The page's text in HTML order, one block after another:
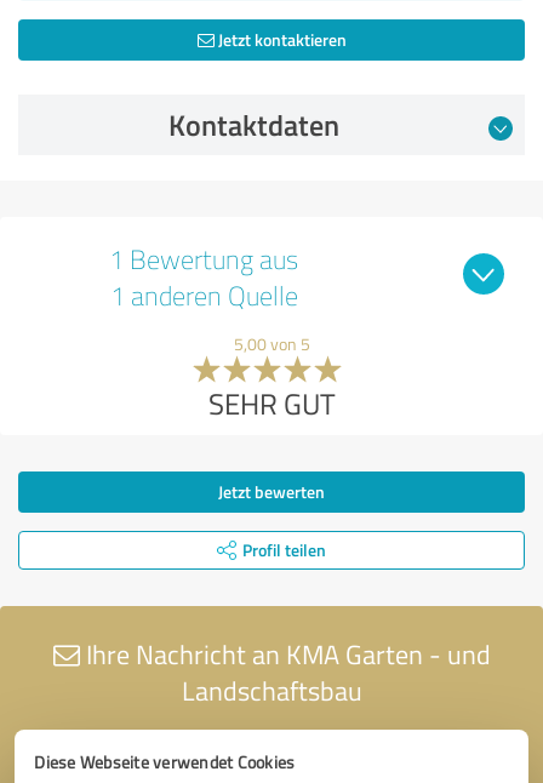
Diese Webseite verwendet Cookies
Jetzt kontaktieren
Kontaktdaten
1 Bewertung aus
1 anderen Quelle
5,00 von 5
SEHR GUT
Jetzt bewerten
Profil teilen
Ihre Nachricht an KMA Garten - und
Landschaftsbau